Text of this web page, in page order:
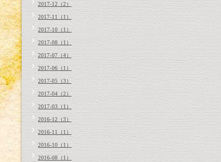
2017-12（2）
2017-11（1）
2017-10（1）
2017-08（1）
2017-07（4）
2017-06（1）
2017-05（3）
2017-04（2）
2017-03（1）
2016-12（3）
2016-11（1）
2016-10（1）
2016-08（1）